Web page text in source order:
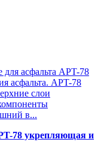
асфальта APT-78
асфальта. APT-78
слои
в...
78 укрепляющая и